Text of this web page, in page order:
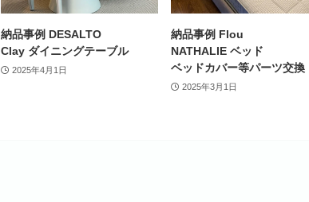
納品事例 DESALTO
Clay ダイニングテーブル
2025年4月1日
納品事例 Flou
NATHALIE ベッド
ベッドカバー等パーツ交換
2025年3月1日